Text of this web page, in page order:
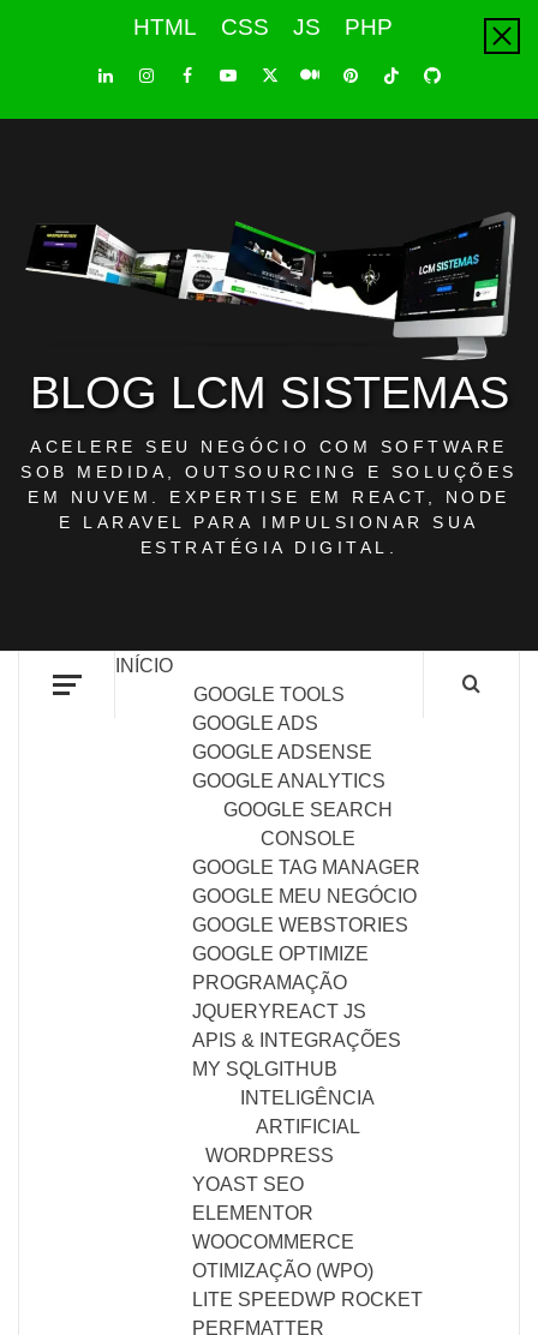
HTML CSS JS PHP
LinkedInInstagramFacebookYoutube
X PinterestTiktokGithub
BLOG LCM SISTEMAS
ACELERE SEU NEGÓCIO COM SOFTWARE
SOB MEDIDA, OUTSOURCING E SOLUÇÕES
EM NUVEM. EXPERTISE EM REACT, NODE
E LARAVEL PARA IMPULSIONAR SUA
ESTRATÉGIA DIGITAL.
INÍCIO
GOOGLE TOOLS
GOOGLE ADS
GOOGLE ADSENSE
GOOGLE ANALYTICS
GOOGLE SEARCH
CONSOLE
GOOGLE TAG MANAGER
GOOGLE MEU NEGÓCIO
GOOGLE WEBSTORIES
GOOGLE OPTIMIZE
PROGRAMAÇÃO
JQUERYREACT JS
APIS & INTEGRAÇÕES
MY SQLGITHUB
INTELIGÊNCIA
ARTIFICIAL
WORDPRESS
YOAST SEO
ELEMENTOR
WOOCOMMERCE
OTIMIZAÇÃO (WPO)
LITE SPEEDWP ROCKET
PERFMATTER